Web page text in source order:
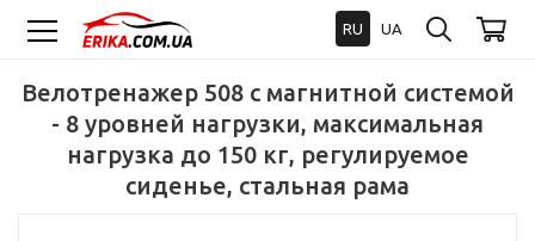
RU UA
Велотренажер 508 с магнитной системой
- 8 уровней нагрузки, максимальная
нагрузка до 150 кг, регулируемое
сиденье, стальная рама